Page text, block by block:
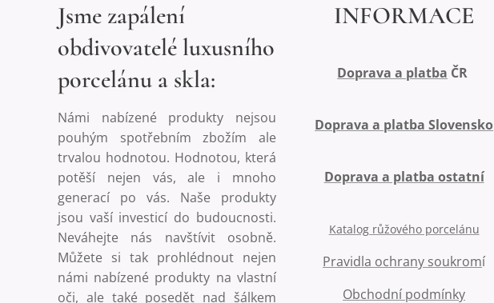
Jsme zapálení
obdivovatelé luxusního
porcelánu a skla:
Námi nabízené produkty nejsou
pouhým spotřebním zbožím ale
trvalou hodnotou. Hodnotou, která
potěší nejen vás, ale i mnoho
generací po vás. Naše produkty
jsou vaší investicí do budoucnosti.
Neváhejte nás navštívit osobně.
Můžete si tak prohlédnout nejen
námi nabízené produkty na vlastní
oči, ale také posedět nad šálkem
INFORMACE
Doprava a platba ČR
Doprava a platba Slovensko
Doprava a platba ostatní
Katalog růžového porcelánu
Pravidla ochrany soukromí
Obchodní podmínky